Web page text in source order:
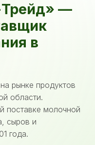
—
в
рынке продуктов
области.
поставке молочной
сыров и
года.